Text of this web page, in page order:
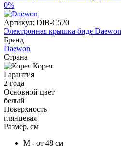
0%
Артикул: DIB-C520
Электронная крышка-биде
Бренд
Daewon
Страна
Корея
Гарантия
2 года
Основной цвет
белый
Поверхность
глянцевая
Размер, см
M - от 48 см